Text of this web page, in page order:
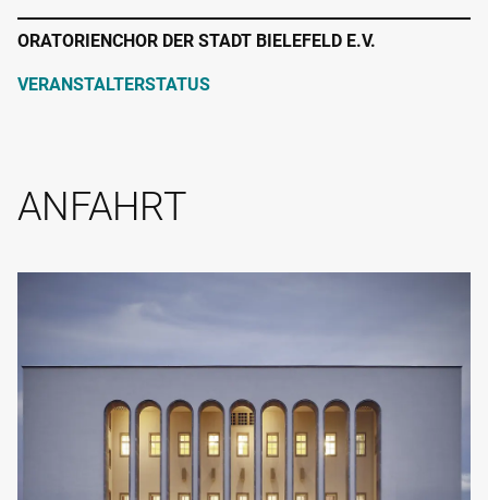
ORATORIENCHOR DER STADT BIELEFELD E.V.
VERANSTALTERSTATUS
ANFAHRT